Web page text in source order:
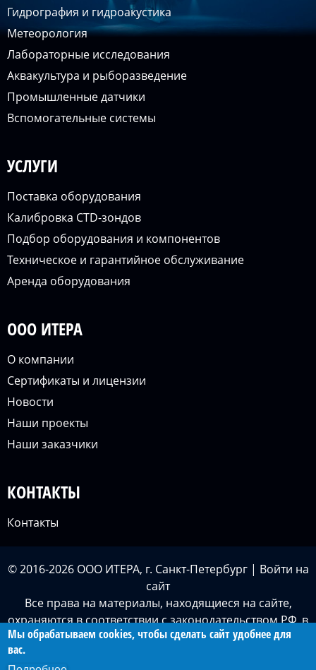
Гидрография и гидроакустика
Метеорология
Лабораторные исследования
Аквакультура и рыборазведение
Промышленные датчики
Вспомогательные системы
УСЛУГИ
Поставка оборудования
Калибровка CTD-зондов
Подбор оборудования и компонентов
Техническое и гарантийное обслуживание
Аренда оборудования
ООО ИТЕРА
О компании
Сертификаты и лицензии
Новости
Наши проекты
Наши заказчики
КОНТАКТЫ
Контакты
© 2016-2026 ООО ИТЕРА, г. Санкт-Петербург | Войти на
сайт
Все права на материалы, находящиеся на сайте,
охраняются в соответствии с законодательством РФ, в
том числе, об авторском праве и смежных правах.
Мы обрабатываем cookies, чтобы сделать сайт удобнее для
вас.